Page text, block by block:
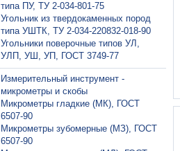
типа ПУ, ТУ 2-034-801-75
Угольник из твердокаменных пород
типа УШТК, ТУ 2-034-220832-018-90
Угольники поверочные типов УЛ,
УЛП, УШ, УП, ГОСТ 3749-77
Измерительный инструмент -
микрометры и скобы
Микрометры гладкие (МК), ГОСТ
6507-90
Микрометры зубомерные (МЗ), ГОСТ
6507-90